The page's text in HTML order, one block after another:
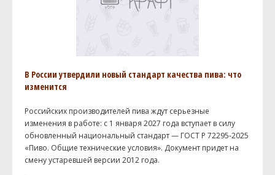
В России утвердили новый стандарт качества пива: что
изменится
Российских производителей пива ждут серьезные
изменения в работе: с 1 января 2027 года вступает в силу
обновленный национальный стандарт — ГОСТ Р 72295-2025
«Пиво. Общие технические условия». Документ придет на
смену устаревшей версии 2012 года.